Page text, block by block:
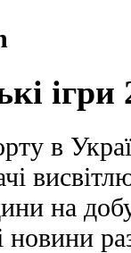
ігри
в
на
новини